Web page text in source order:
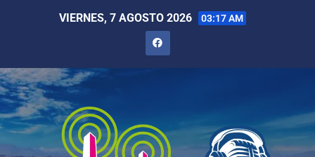
VIERNES, 7 AGOSTO 2026 03:17 AM